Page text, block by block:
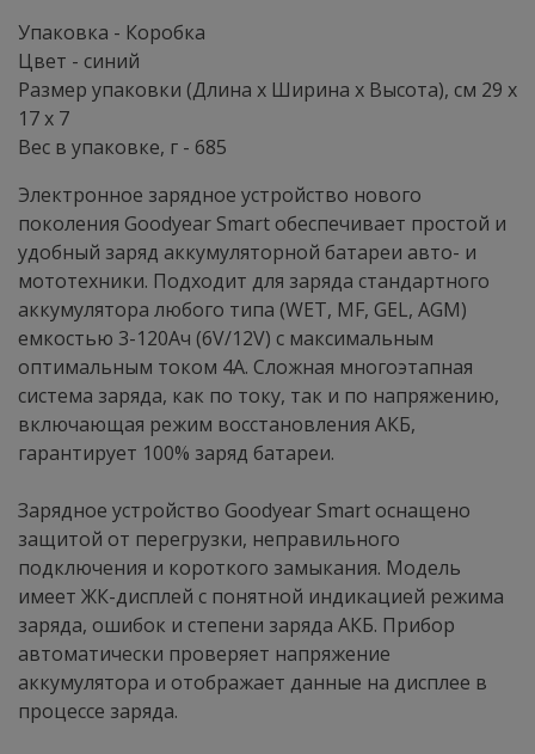
Упаковка - Коробка
Цвет - синий
Размер упаковки (Длина х Ширина х Высота), см 29 x
17 x 7
Вес в упаковке, г - 685
Электронное зарядное устройство нового
поколения Goodyear Smart обеспечивает простой и
удобный заряд аккумуляторной батареи авто- и
мототехники. Подходит для заряда стандартного
аккумулятора любого типа (WET, MF, GEL, AGM)
емкостью 3-120Ач (6V/12V) с максимальным
оптимальным током 4А. Сложная многоэтапная
система заряда, как по току, так и по напряжению,
включающая режим восстановления АКБ,
гарантирует 100% заряд батареи.
Зарядное устройство Goodyear Smart оснащено
защитой от перегрузки, неправильного
подключения и короткого замыкания. Модель
имеет ЖК-дисплей с понятной индикацией режима
заряда, ошибок и степени заряда АКБ. Прибор
автоматически проверяет напряжение
аккумулятора и отображает данные на дисплее в
процессе заряда.